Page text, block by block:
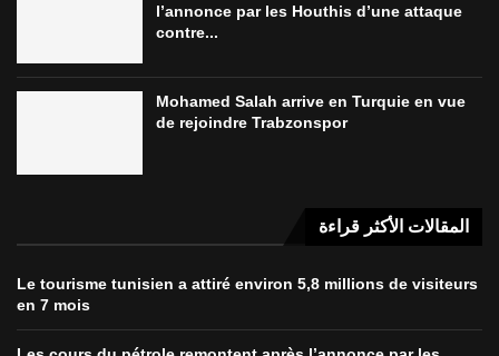
l’annonce par les Houthis d’une attaque
contre...
Mohamed Salah arrive en Turquie en vue
de rejoindre Trabzonspor
المقالات الأكثر قراءة
Le tourisme tunisien a attiré environ 5,8 millions de visiteurs
en 7 mois